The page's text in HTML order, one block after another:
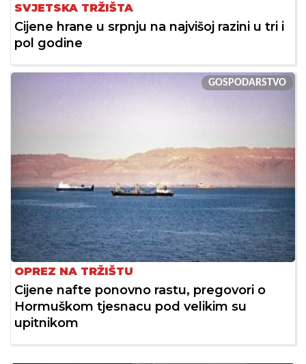
SVJETSKA TRŽIŠTA
Cijene hrane u srpnju na najvišoj razini u tri i
pol godine
GOSPODARSTVO
OPREZ NA TRŽIŠTU
Cijene nafte ponovno rastu, pregovori o
Hormuškom tjesnacu pod velikim su
upitnikom